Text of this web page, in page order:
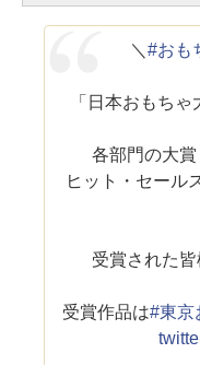
＼ #おも
「日本おもち
各部門の大賞
ヒット・セール
受賞された
受賞作品は#東京